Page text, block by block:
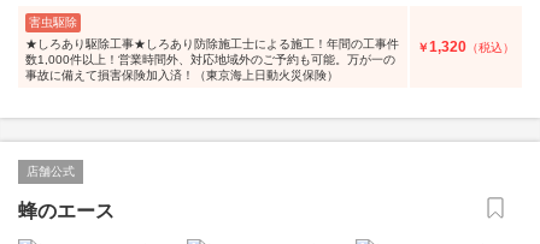
害虫駆除
★しろあり駆除工事★しろあり防除施工士による施工！年間の工事件
数1,000件以上！営業時間外、対応地域外のご予約も可能。万が一の
事故に備えて損害保険加入済！（東京海上日動火災保険）
￥1,320 （税込）
店舗公式
蜂のエース